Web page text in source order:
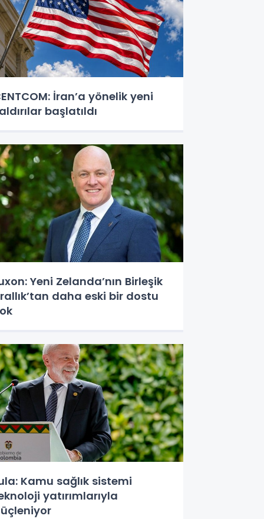
İran’a yönelik yeni
başlatıldı
Yeni Zelanda’nın Birleşik
daha eski bir dostu
Kamu sağlık sistemi
yatırımlarıyla